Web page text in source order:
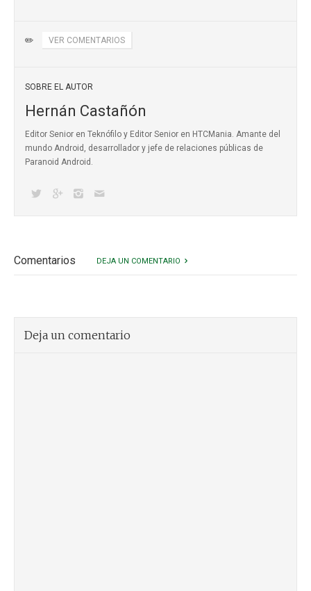
✏️ VER COMENTARIOS
SOBRE EL AUTOR
Hernán Castañón
Editor Senior en Teknófilo y Editor Senior en HTCMania. Amante del
mundo Android, desarrollador y jefe de relaciones públicas de
Paranoid Android.
Comentarios DEJA UN COMENTARIO
Deja un comentario